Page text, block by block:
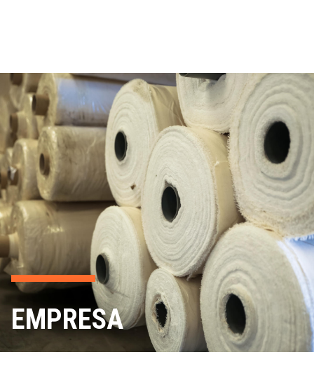
EMPRESA
EMPRESA
SERVEIS
QUALITAT
SOSTENIBILITAT
NOTÍCIES
CONTACTE